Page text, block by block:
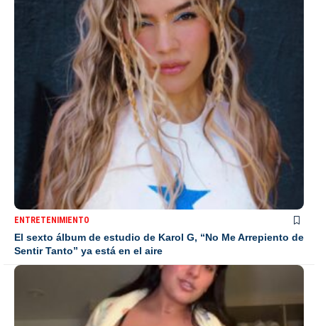
ENTRETENIMIENTO
El sexto álbum de estudio de Karol G, “No Me Arrepiento de
Sentir Tanto” ya está en el aire